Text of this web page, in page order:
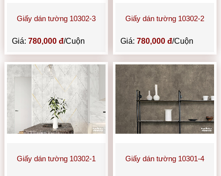
Giấy dán tường 10302-3
Giá:780,000 đ/Cuộn
Giấy dán tường 10302-2
Giá: 780,000 đ/Cuộn
Giấy dán tường 10302-1 Giấy dán tường 10301-4